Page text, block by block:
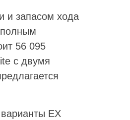
и запасом хода
56 095
с двумя
EX